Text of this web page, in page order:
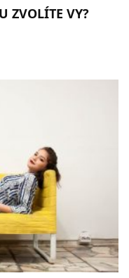
ZVOLÍTE VY?